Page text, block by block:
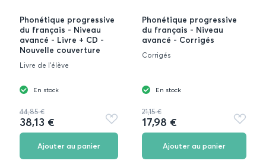
Phonétique progressive
du français - Niveau
avancé - Livre + CD -
Nouvelle couverture
Livre de l'élève
En stock
44,85 €
38,13 €
Ajouter
aux
Ajouter au panier
Phonétique progressive
du français - Niveau
avancé - Corrigés
Corrigés
En stock
21,15 €
17,98 €
Ajouter
aux
Ajouter au panier